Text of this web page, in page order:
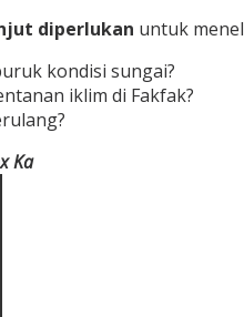
diperlukan untuk
kondisi sungai?
iklim di Fakfak?
Ka